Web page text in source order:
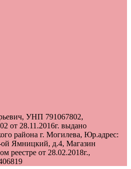
УНП 791067802,
от 28.11.2016г. выдано
района г. Могилева, Юр.адрес:
ой Ямницкий, д.4, Магазин
реестре от 28.02.2018г.,